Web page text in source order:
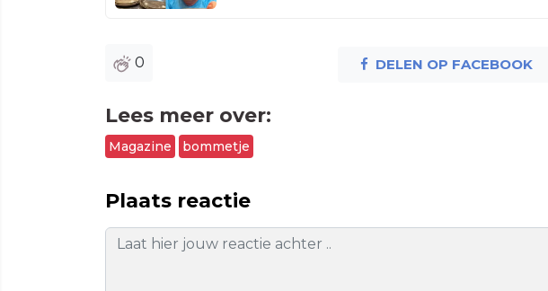
0 DELEN OP FACEBOOK
Lees meer over:
Magazine bommetje
Plaats reactie